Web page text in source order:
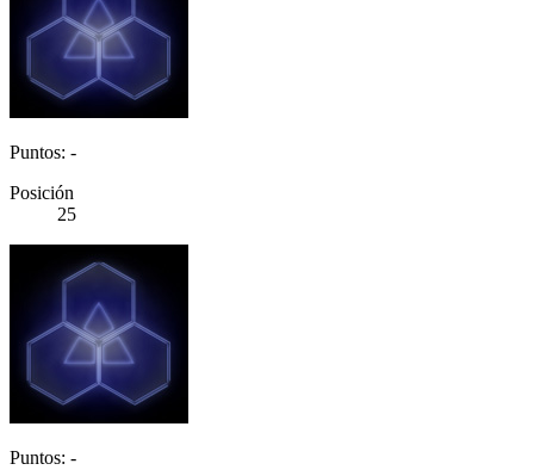
Puntos: -
Posición
25
Puntos: -